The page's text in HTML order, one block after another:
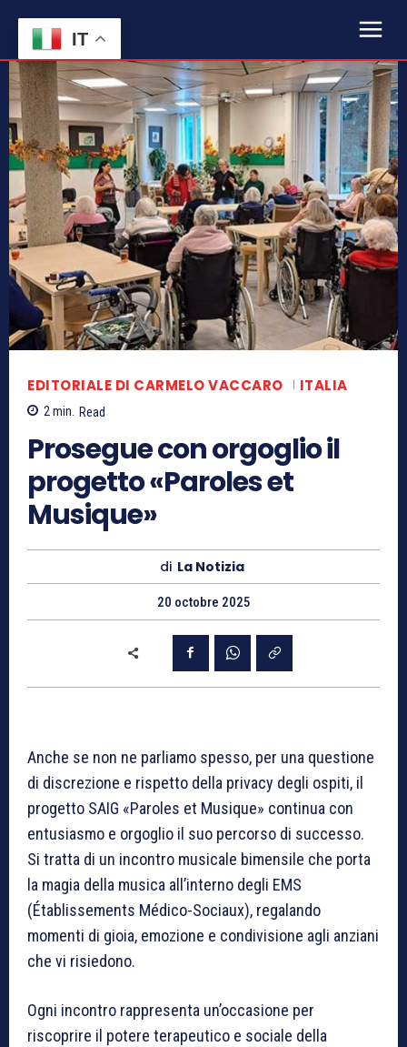
EDITORIALE DI CARMELO VACCARO ITALIA
2min. Read
Prosegue con orgoglio il
progetto «Paroles et
Musique»
di La Notizia
20 octobre 2025
Anche se non ne parliamo spesso, per una questione
di discrezione e rispetto della privacy degli ospiti, il
progetto SAIG «Paroles et Musique» continua con
entusiasmo e orgoglio il suo percorso di successo.
Si tratta di un incontro musicale bimensile che porta
la magia della musica all’interno degli EMS
(Établissements Médico-Sociaux), regalando
momenti di gioia, emozione e condivisione agli anziani
che vi risiedono.
Ogni incontro rappresenta un’occasione per
riscoprire il potere terapeutico e sociale della
IT